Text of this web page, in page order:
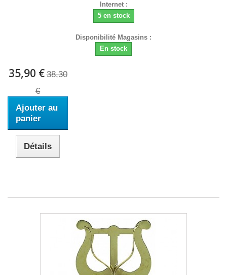
Internet :
5 en stock
Disponibilité Magasins :
En stock
35,90 € 38,30
€
Ajouter au
panier
Détails